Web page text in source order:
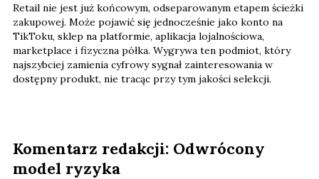
Retail nie jest już końcowym, odseparowanym etapem ścieżki
zakupowej. Może pojawić się jednocześnie jako konto na
TikToku, sklep na platformie, aplikacja lojalnościowa,
marketplace i fizyczna półka. Wygrywa ten podmiot, który
najszybciej zamienia cyfrowy sygnał zainteresowania w
dostępny produkt, nie tracąc przy tym jakości selekcji.
Komentarz redakcji: Odwrócony
model ryzyka